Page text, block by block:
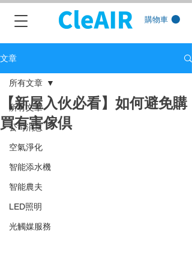
購物車
文章
所有文章
公司消息
空氣淨化
智能添水機
智能農夫
LED照明
光觸媒服務
所有文章
【新屋入伙必看】如何避免購
買有害傢倶